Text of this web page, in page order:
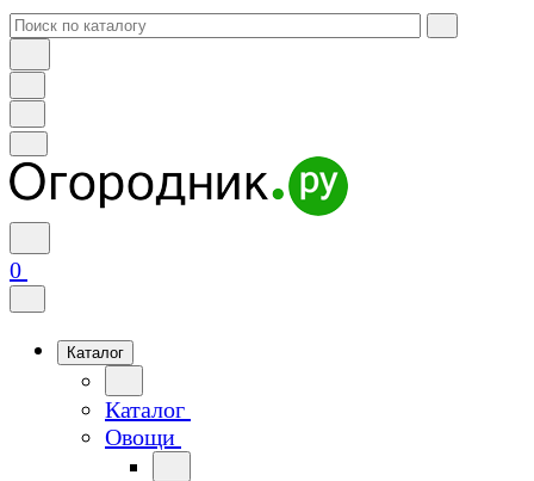
0
Каталог
Каталог
Овощи